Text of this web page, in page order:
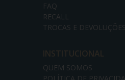
FAQ
RECALL
TROCAS E DEVOLUÇÕES
INSTITUCIONAL
QUEM SOMOS
POLÍTICA DE